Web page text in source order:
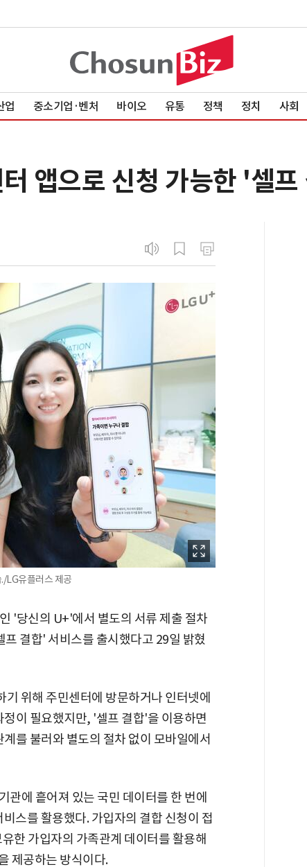
업 중소기업·벤처 바이오 유통 정책 정치 사회
앱으로 신청 가능한 '셀
LG유플러스 제공
'당신의 U+'에서 별도의 서류 제출 절차
결합' 서비스를 출시했다고 29일 밝혔
위해 주민센터에 방문하거나 인터넷에
이 필요했지만, '셀프 결합'을 이용하면
를 불러와 별도의 절차 없이 모바일에서
관에 흩어져 있는 국민 데이터를 한 번에
스를 활용했다. 가입자의 결합 신청이 접
한 가입자의 가족관계 데이터를 활용해
제공하는 방식이다.